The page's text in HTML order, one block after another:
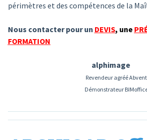
périmètres et des compétences de la
Nous contacter pour un DEVIS, une
FORMATION
alphimage
Revendeur agréé Abvent
Démonstrateur